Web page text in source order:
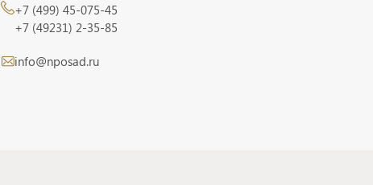
+7 (499) 45-075-45
+7 (49231) 2-35-85
info@nposad.ru